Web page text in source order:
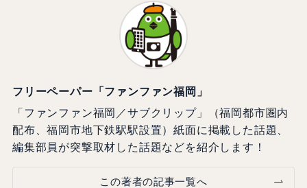
フリーペーパー「ファンファン福岡」
「ファンファン福岡／サブクリップ」（福岡都市圏内
配布、福岡市地下鉄駅駅設置）紙面に掲載した話題、
編集部員が突撃取材した話題などを紹介します！
この著者の記事一覧へ